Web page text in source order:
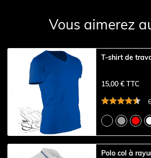
Vous aimerez
T-shirt de
15,00 € TTC
Polo col à